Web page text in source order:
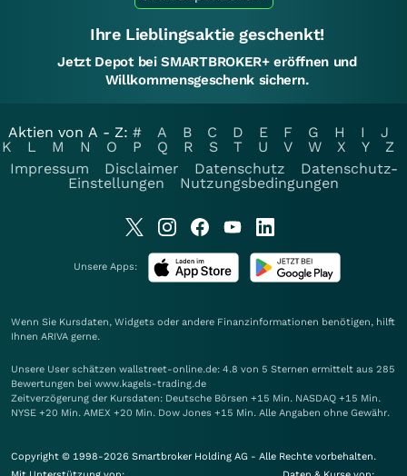
Ihre Lieblingsaktie geschenkt!
Jetzt Depot bei SMARTBROKER+ eröffnen und
Willkommensgeschenk sichern.
Aktien von A - Z: # A B C D E F G H I
J
K
L M N O P Q R S T U V W X Y
Z
Impressum
Disclaimer Datenschutz
Datenschutz-
Einstellungen
Nutzungsbedingungen
Unsere Apps:
Wenn Sie Kursdaten, Widgets oder andere Finanzinformationen benötigen, hilft
Ihnen ARIVA gerne.
Unsere User schätzen wallstreet-online.de: 4.8 von 5 Sternen ermittelt aus 285
Bewertungen bei www.kagels-trading.de
Zeitverzögerung der Kursdaten: Deutsche Börsen +15 Min. NASDAQ +15 Min.
NYSE +20 Min. AMEX +20 Min. Dow Jones +15 Min. Alle Angaben ohne Gewähr.
Copyright © 1998-2026 Smartbroker Holding AG - Alle Rechte vorbehalten.